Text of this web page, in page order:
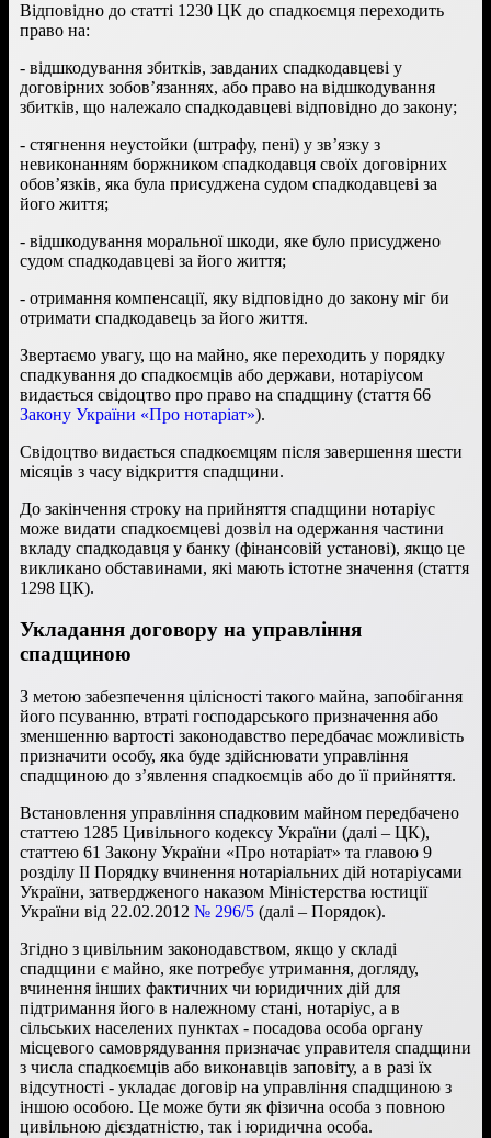
Відповідно до статті 1230 ЦК до спадкоємця переходить
право на:
- відшкодування збитків, завданих спадкодавцеві у
договірних зобов’язаннях, або право на відшкодування
збитків, що належало спадкодавцеві відповідно до закону;
- стягнення неустойки (штрафу, пені) у зв’язку з
невиконанням боржником спадкодавця своїх договірних
обов’язків, яка була присуджена судом спадкодавцеві за
його життя;
- відшкодування моральної шкоди, яке було присуджено
судом спадкодавцеві за його життя;
- отримання компенсації, яку відповідно до закону міг би
отримати спадкодавець за його життя.
Звертаємо увагу, що на майно, яке переходить у порядку
спадкування до спадкоємців або держави, нотаріусом
видається свідоцтво про право на спадщину (стаття 66
Закону України «Про нотаріат»).
Свідоцтво видається спадкоємцям після завершення шести
місяців з часу відкриття спадщини.
До закінчення строку на прийняття спадщини нотаріус
може видати спадкоємцеві дозвіл на одержання частини
вкладу спадкодавця у банку (фінансовій установі), якщо це
викликано обставинами, які мають істотне значення (стаття
1298 ЦК).
Укладання договору на управління
спадщиною
З метою забезпечення цілісності такого майна, запобігання
його псуванню, втраті господарського призначення або
зменшенню вартості законодавство передбачає можливість
призначити особу, яка буде здійснювати управління
спадщиною до з’явлення спадкоємців або до її прийняття.
Встановлення управління спадковим майном передбачено
статтею 1285 Цивільного кодексу України (далі – ЦК),
статтею 61 Закону України «Про нотаріат» та главою 9
розділу ІІ Порядку вчинення нотаріальних дій нотаріусами
України, затвердженого наказом Міністерства юстиції
України від 22.02.2012 № 296/5 (далі – Порядок).
Згідно з цивільним законодавством, якщо у складі
спадщини є майно, яке потребує утримання, догляду,
вчинення інших фактичних чи юридичних дій для
підтримання його в належному стані, нотаріус, а в
сільських населених пунктах - посадова особа органу
місцевого самоврядування призначає управителя спадщини
з числа спадкоємців або виконавців заповіту, а в разі їх
відсутності - укладає договір на управління спадщиною з
іншою особою. Це може бути як фізична особа з повною
цивільною дієздатністю, так і юридична особа.